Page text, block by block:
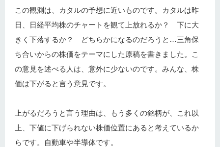
この観測は、カタルの予想に近いものです。カタルは昨
日、日経平均株のチャートを観て上放れるか？ 下に大
きく下落するか？ どちらかになるのだろうと…三角保
ち合いからの株価をテーマにした原稿を書きました。こ
の意見を述べる人は、意外に少ないのです。みんな、株
価は下がると言う意見です。
上がるだろうと言う理由は、もう多くの銘柄が、これ以
上、下値に下げられない株価位置にあると考えているか
らです。自動車や半導体です。